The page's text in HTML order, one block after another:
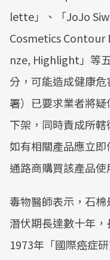
lette」、「JoJo
Cosmetics
nze, Highlight」等
分，可能造成健康
署）已要求業者將
下架，同時責成所
如有相關產品應立
通路商購買該產品使
毒物醫師表示，石
潛伏期長達數十年
1973年「國際癌症